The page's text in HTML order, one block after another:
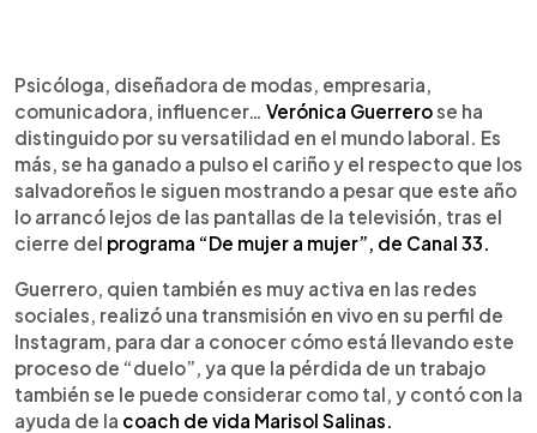
Escuchar artículo
Psicóloga, diseñadora de modas, empresaria,
comunicadora, influencer… Verónica Guerrerose ha
distinguido por su versatilidad en el mundo laboral. Es
más, se ha ganado a pulso el cariño y el respecto que los
salvadoreños le siguen mostrando a pesar que este año
lo arrancó lejos de las pantallas de la televisión, tras el
cierre del programa “De mujer a mujer”, de Canal 33.
Guerrero, quien también es muy activa en las redes
sociales, realizó una transmisión en vivo en su perfil de
Instagram, para dar a conocer cómo está llevando este
proceso de “duelo”, ya que la pérdida de un trabajo
también se le puede considerar como tal, y contó con la
ayuda de la coach de vida Marisol Salinas.